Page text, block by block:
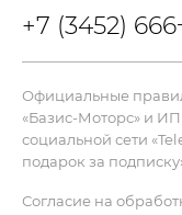
Ширина :
Дисплей
Яркость :
3000 нит
2622х1206
+7 (3452)
Согласие на
Официальные
«Базис-Моторс» и
социальной сети
подарок за